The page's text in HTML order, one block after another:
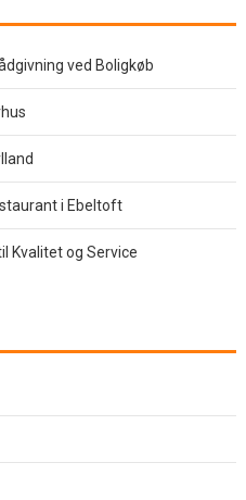
ved Boligkøb
i Ebeltoft
Kvalitet og Service